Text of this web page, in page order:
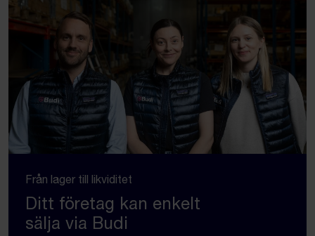
Från lager till likviditet
Ditt företag kan enkelt
sälja via Budi